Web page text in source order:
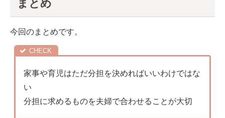
まとめ
今回のまとめです。
家事や育児はただ分担を決めればいいわけではな
い
分担に求めるものを夫婦で合わせることが大切